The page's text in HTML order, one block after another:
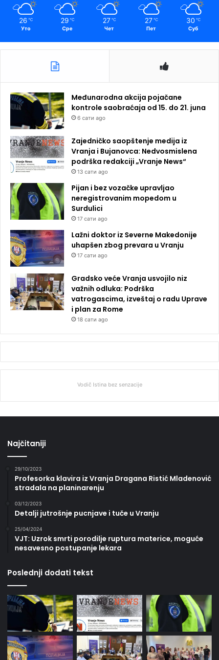
26 ℃
Уто
29 ℃
Сре
27 ℃
Чет
27 ℃
Пет
30 ℃
Суб
Međunarodna akcija pojačane
kontrole saobraćaja od 15. do 21. juna
6 сати ago
Zajedničko saopštenje medija iz
Vranja i Bujanovca: Nedvosmislena
podrška redakciji „Vranje News“
13 сати ago
Pijan i bez vozačke upravljao
neregistrovanim mopedom u
Surdulici
17 сати ago
Lažni doktor iz Severne Makedonije
uhapšen zbog prevara u Vranju
17 сати ago
Gradsko veće Vranja usvojilo niz
važnih odluka: Podrška
vatrogascima, izveštaj o radu Uprave
i plan za Rome
18 сати ago
Vodič Istina bez senzacije
Najčitaniji
29/10/2023
Profesorka klavira iz Vranja Dragana Ristić Mladenović
stradala na planinarenju
03/12/2023
Detalji jutrošnje pucnjave i tuče u Vranju
25/04/2024
VJT: Uzrok smrti porodilje ruptura materice, moguće
nesavesno postupanje lekara
Poslednji dodati tekst